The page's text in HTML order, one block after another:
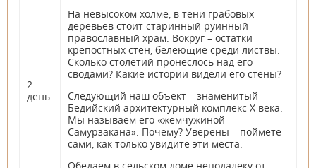
2
день
На невысоком холме, в тени грабовых
деревьев стоит старинный руинный
православный храм. Вокруг – остатки
крепостных стен, белеющие среди листвы.
Сколько столетий пронеслось над его
сводами? Какие истории видели его стены?
Следующий наш объект – знаменитый
Бедийский архитектурный комплекс Х века.
Мы называем его «жемчужиной
Самурзакана». Почему? Уверены – поймете
сами, как только увидите эти места.